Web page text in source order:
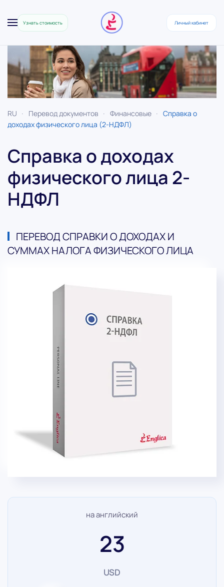
Skip to main content
Узнать стоимость Личный кабинет
RU Перевод документов Финансовые
Справка о
доходах физического лица (2-НДФЛ)
Справка одоходах
физического лица 2-
НДФЛ
ПЕРЕВОД СПРАВКИ О ДОХОДАХ И
СУММАХ НАЛОГА ФИЗИЧЕСКОГО ЛИЦА
на английский
23
USD